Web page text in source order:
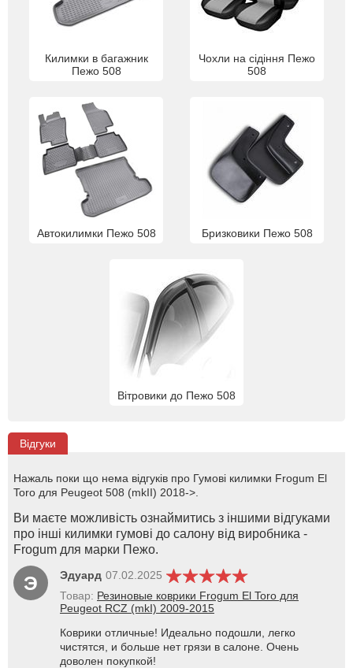
Килимки в багажник
Пежо 508
Чохли на сідіння Пежо
508
Автокилимки Пежо 508 Бризковики Пежо 508
Вітровики до Пежо 508
Відгуки
Нажаль поки що нема відгуків про Гумові килимки Frogum El
Toro для Peugeot 508 (mkII) 2018->.
Ви маєте можливість ознаймитись з іншими відгуками
про інші килимки гумові до салону від виробника -
Frogum для марки Пежо.
Э Эдуард 07.02.2025
Товар: Резиновые коврики Frogum El Toro для
Peugeot RCZ (mkI) 2009-2015
Коврики отличные! Идеально подошли, легко
чистятся, и больше нет грязи в салоне. Очень
доволен покупкой!